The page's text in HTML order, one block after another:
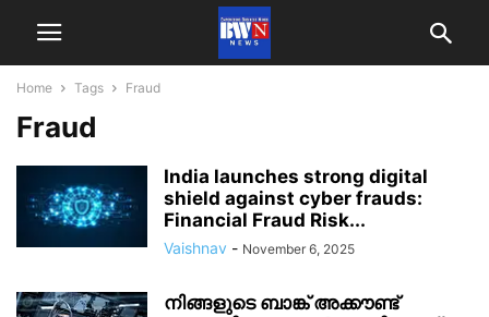
Home Tags Fraud
Fraud
India launches strong digital
shield against cyber frauds:
Financial Fraud Risk...
Vaishnav - November 6, 2025
നിങ്ങളുടെ ബാങ്ക് അക്കൗണ്ട്